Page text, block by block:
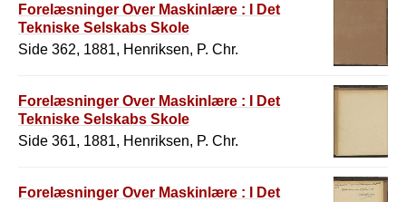
Forelæsninger Over Maskinlære : I Det
Tekniske Selskabs Skole
Side 362, 1881, Henriksen, P. Chr.
Forelæsninger Over Maskinlære : I Det
Tekniske Selskabs Skole
Side 361, 1881, Henriksen, P. Chr.
Forelæsninger Over Maskinlære : I Det